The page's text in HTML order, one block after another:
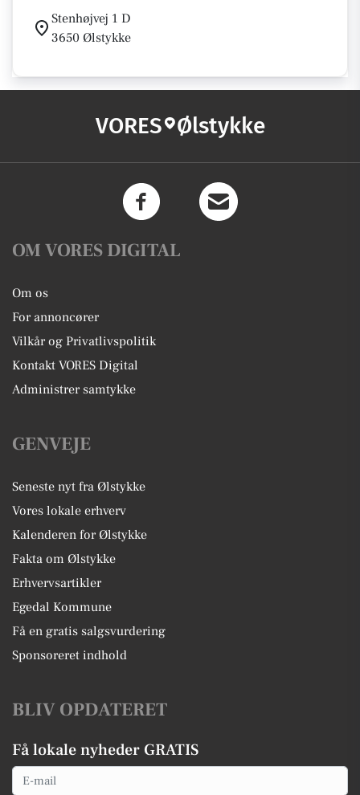
Stenhøjvej 1 D
3650 Ølstykke
VORES Ølstykke
OM VORES DIGITAL
Om os
For annoncører
Vilkår og Privatlivspolitik
Kontakt VORES Digital
Administrer samtykke
GENVEJE
Seneste nyt fra Ølstykke
Vores lokale erhverv
Kalenderen for Ølstykke
Fakta om Ølstykke
Erhvervsartikler
Egedal Kommune
Få en gratis salgsvurdering
Sponsoreret indhold
BLIV OPDATERET
Få lokale nyheder GRATIS
Email